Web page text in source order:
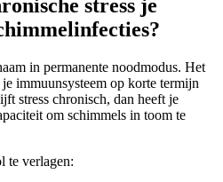
stress je
in permanente noodmodus. Het
immuunsysteem op korte termijn
stress chronisch, dan heeft je
om schimmels in toom te
te verlagen: